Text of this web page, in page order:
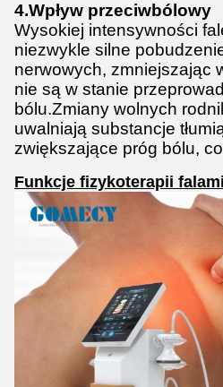
4.Wpływ przeciwbólowy
Wysokiej intensywności
niezwykle silne
nerwowych, zmniejszając
nie są w stanie
bólu.Zmiany wolnych
uwalniają substancje
zwiększające próg bólu,
Funkcje fizykoterapii